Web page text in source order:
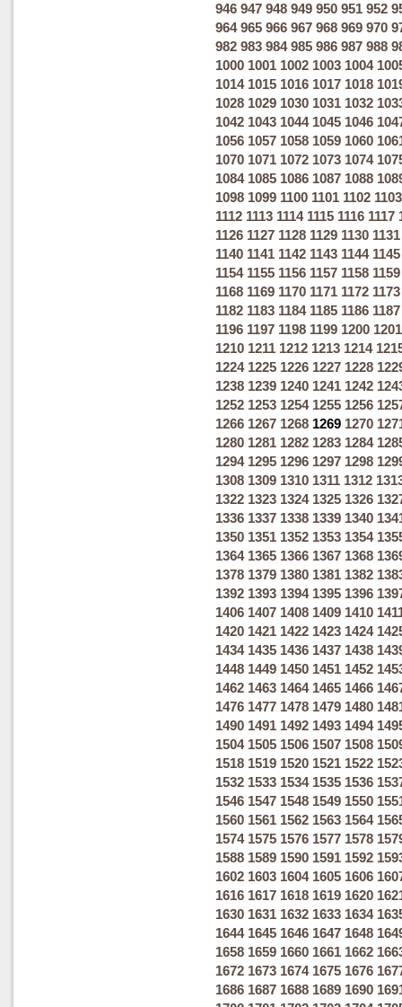
946 947 948 949 950 951 952
964 965 966 967 968 969 970
982 983 984 985 986 987 988
1000 1001 1002 1003 1004
1014 1015 1016 1017 1018
1028 1029 1030 1031 1032
1042 1043 1044 1045 1046
1056 1057 1058 1059 1060
1070 1071 1072 1073 1074
1084 1085 1086 1087 1088
1098 1099 1100 1101 1102 1103
1112 1113 1114 1115 1116 1117
1126 1127 1128 1129 1130 1131
1140 1141 1142 1143 1144 1145
1154 1155 1156 1157 1158 1159
1168 1169 1170 1171 1172 1173
1182 1183 1184 1185 1186 1187
1196 1197 1198 1199 1200 1201
1210 1211 1212 1213 1214
1224 1225 1226 1227 1228
1238 1239 1240 1241 1242
1252 1253 1254 1255 1256
1266 1267 1268 1269 1270
1280 1281 1282 1283 1284
1294 1295 1296 1297 1298
1308 1309 1310 1311 1312
1322 1323 1324 1325 1326
1336 1337 1338 1339 1340
1350 1351 1352 1353 1354
1364 1365 1366 1367 1368
1378 1379 1380 1381 1382
1392 1393 1394 1395 1396
1406 1407 1408 1409 1410
1420 1421 1422 1423 1424
1434 1435 1436 1437 1438
1448 1449 1450 1451 1452
1462 1463 1464 1465 1466
1476 1477 1478 1479 1480
1490 1491 1492 1493 1494
1504 1505 1506 1507 1508
1518 1519 1520 1521 1522
1532 1533 1534 1535 1536
1546 1547 1548 1549 1550
1560 1561 1562 1563 1564
1574 1575 1576 1577 1578
1588 1589 1590 1591 1592
1602 1603 1604 1605 1606
1616 1617 1618 1619 1620
1630 1631 1632 1633 1634
1644 1645 1646 1647 1648
1658 1659 1660 1661 1662
1672 1673 1674 1675 1676
1686 1687 1688 1689 1690